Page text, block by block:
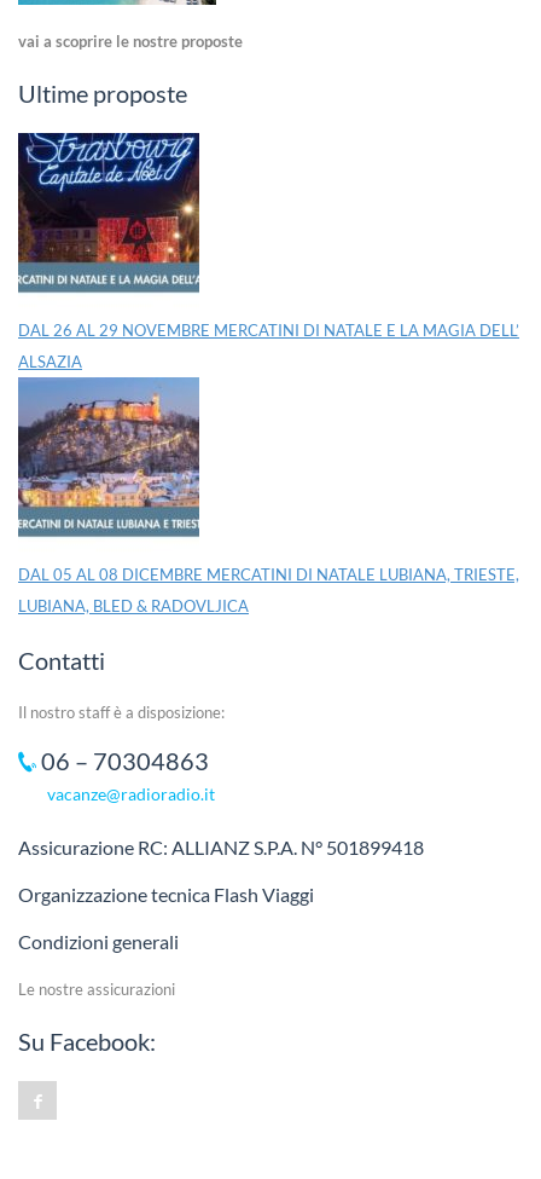
vai a scoprire le nostre proposte
Ultime proposte
DAL 26 AL 29 NOVEMBRE MERCATINI DI NATALE E LA MAGIA DELL’
ALSAZIA
DAL 05 AL 08 DICEMBRE MERCATINI DI NATALE LUBIANA, TRIESTE,
LUBIANA, BLED & RADOVLJICA
Contatti
Il nostro staff è a disposizione:
06 – 70304863
vacanze@radioradio.it
Assicurazione RC: ALLIANZ S.P.A. N° 501899418
Organizzazione tecnica Flash Viaggi
Condizioni generali
Le nostre assicurazioni
Su Facebook: